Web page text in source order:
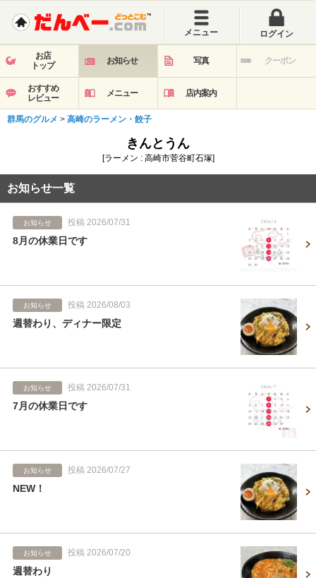
メニュー ログイン
お店
トップ
お知らせ 写真 クーポン
おすすめ
レビュー
メニュー 店内案内
群馬のグルメ > 高崎のラーメン・餃子
きんとうん
[ラーメン : 高崎市菅谷町石塚]
お知らせ一覧
お知らせ 投稿 2026/07/31
8月の休業日です
お知らせ 投稿 2026/08/03
週替わり、ディナー限定
お知らせ 投稿 2026/07/31
7月の休業日です
お知らせ 投稿 2026/07/27
NEW！
お知らせ 投稿 2026/07/20
週替わり